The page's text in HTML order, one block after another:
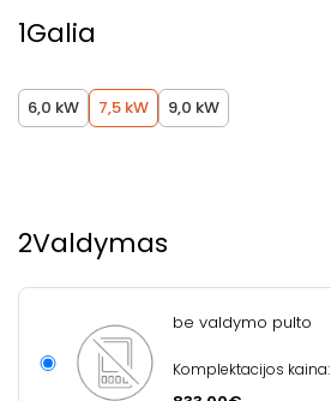
1Galia
6,0 kW 7,5 kW 9,0 kW
2Valdymas
be valdymo pulto
Komplektacijos kaina: